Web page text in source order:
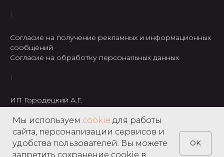
Согласие на получение рекламных и информационных
сообщений
Согласие на обработку персональных данных
ИП Городецкий А.Г.
ИНН: 237301234120
8 495 122 22 49
Мы используем cookie для работы
сайта, персонализации сервисов и
удобства пользователей. Вы можете
запретить сохранение cookie в
OK